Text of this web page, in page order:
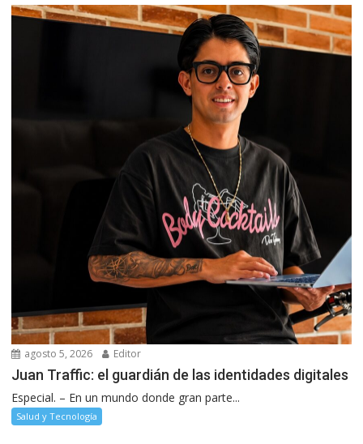
agosto 5, 2026 Editor
Juan Traffic: el guardián de las identidades digitales
Especial. – En un mundo donde gran parte...
Salud y Tecnología